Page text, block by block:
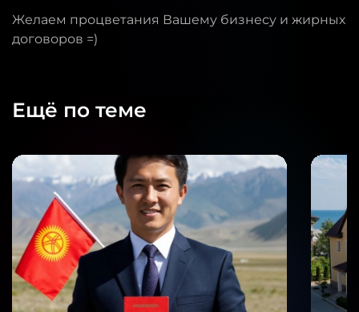
Желаем процветания Вашему бизнесу и жирных
договоров =)
Ещё по теме